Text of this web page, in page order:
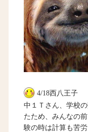
4/18西八王子
中１Ｔさん、学校
たため、みんなの
験の時は計算も苦